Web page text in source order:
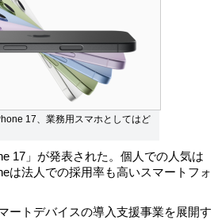
17、業務用スマホとしてはど
17」が発表された。個人での人気は
は法人での採用率も高いスマートフォ
ートデバイスの導入支援事業を展開す